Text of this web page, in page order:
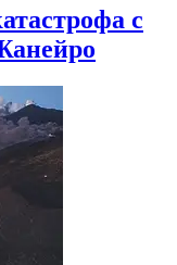
с